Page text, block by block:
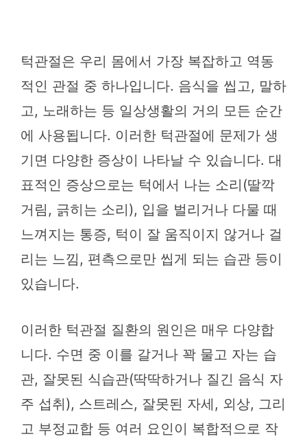
턱관절은 우리 몸에서 가장 복잡하고 역동
적인 관절 중 하나입니다. 음식을 씹고, 말하
고, 노래하는 등 일상생활의 거의 모든 순간
에 사용됩니다. 이러한 턱관절에 문제가 생
기면 다양한 증상이 나타날 수 있습니다. 대
표적인 증상으로는 턱에서 나는 소리(딸깍
거림, 긁히는 소리), 입을 벌리거나 다물 때
느껴지는 통증, 턱이 잘 움직이지 않거나 걸
리는 느낌, 편측으로만 씹게 되는 습관 등이
있습니다.
이러한 턱관절 질환의 원인은 매우 다양합
니다. 수면 중 이를 갈거나 꽉 물고 자는 습
관, 잘못된 식습관(딱딱하거나 질긴 음식 자
주 섭취), 스트레스, 잘못된 자세, 외상, 그리
고 부정교합 등 여러 요인이 복합적으로 작